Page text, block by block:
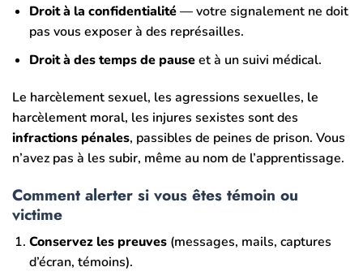
Droit à la confidentialité— votre signalement ne doit
pas vous exposer à des représailles.
Droit à des temps de pauseet à un suivi médical.
Le harcèlement sexuel, les agressions sexuelles, le
harcèlement moral, les injures sexistes sont des
infractions pénales, passibles de peines de prison. Vous
n’avez pas à les subir, même au nom de l’apprentissage.
Comment alerter si vous êtes témoin ou
victime
Conservez les preuves(messages, mails, captures
d’écran, témoins).